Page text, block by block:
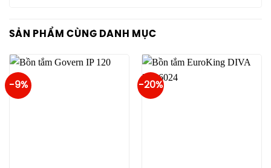
SẢN PHẨM CÙNG DANH MỤC
-9% -20%